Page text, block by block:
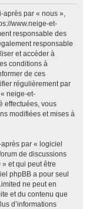
après par « nous »,
www.neige-et-
responsable des
responsable
et accéder à
conditions à
de ces
régulièrement par
neige-et-
effectuées, vous
modifiées et mises à
par « logiciel
de discussions
» et qui peut être
phpBB a pour seul
ne peut en
et du contenu que
d’informations